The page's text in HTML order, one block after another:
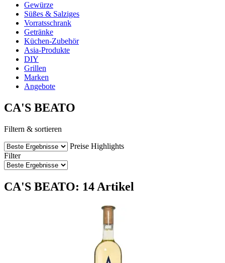
Gewürze
Süßes & Salziges
Vorratsschrank
Getränke
Küchen-Zubehör
Asia-Produkte
DIY
Grillen
Marken
Angebote
CA'S BEATO
Filtern & sortieren
Preise Highlights
Filter
CA'S BEATO: 14 Artikel